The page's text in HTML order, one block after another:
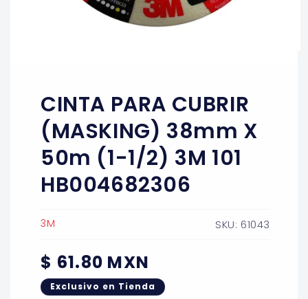
CINTA PARA CUBRIR
(MASKING) 38mm X
50m (1-1/2) 3M 101
HB004682306
3M SKU: 61043
Precio
habitual
$ 61.80 MXN
Exclusivo en Tienda